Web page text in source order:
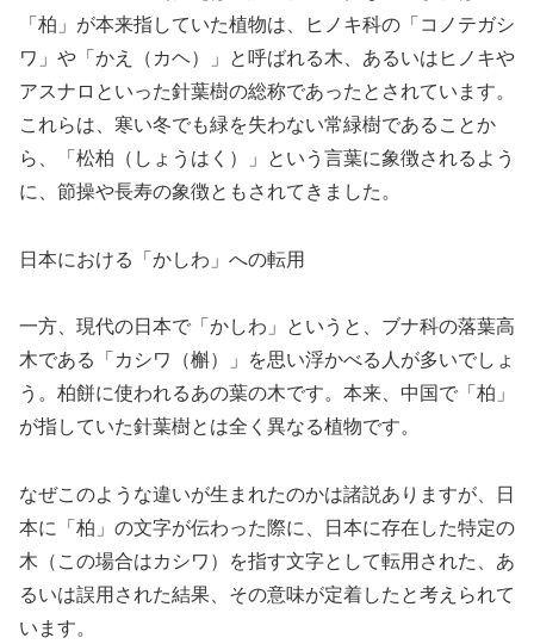
「柏」が本来指していた植物は、ヒノキ科の「コノテガシ
ワ」や「かえ（カヘ）」と呼ばれる木、あるいはヒノキや
アスナロといった針葉樹の総称であったとされています。
これらは、寒い冬でも緑を失わない常緑樹であることか
ら、「松柏（しょうはく）」という言葉に象徴されるよう
に、節操や長寿の象徴ともされてきました。
日本における「かしわ」への転用
一方、現代の日本で「かしわ」というと、ブナ科の落葉高
木である「カシワ（槲）」を思い浮かべる人が多いでしょ
う。柏餅に使われるあの葉の木です。本来、中国で「柏」
が指していた針葉樹とは全く異なる植物です。
なぜこのような違いが生まれたのかは諸説ありますが、日
本に「柏」の文字が伝わった際に、日本に存在した特定の
木（この場合はカシワ）を指す文字として転用された、あ
るいは誤用された結果、その意味が定着したと考えられて
います。